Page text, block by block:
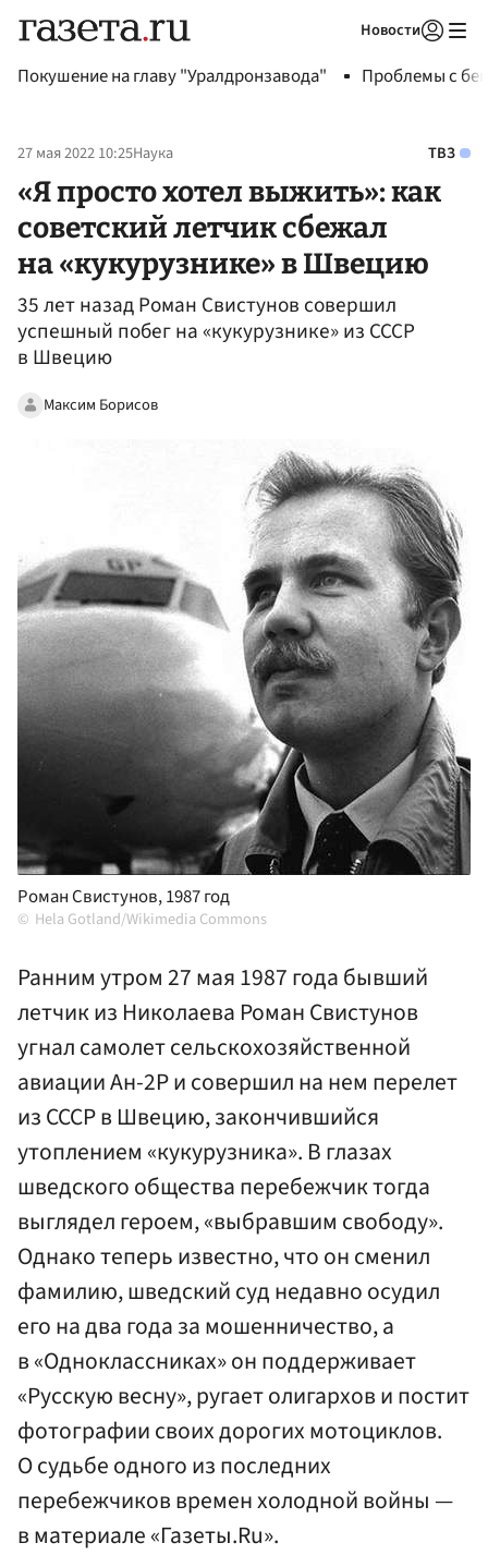
Новости
Покушение на главу "Уралдронзавода" Проблемы с
27 мая 2022 10:25Наука ТВЗ
«Я просто хотел выжить»: как
советский летчик сбежал
на «кукурузнике» в Швецию
35 лет назад Роман Свистунов совершил
успешный побег на «кукурузнике» из СССР
в Швецию
Максим Борисов
Роман Свистунов, 1987 год
Hela Gotland/Wikimedia Commons
Ранним утром 27 мая 1987 года бывший
летчик из Николаева Роман Свистунов
угнал самолет сельскохозяйственной
авиации Ан-2Р и совершил на нем перелет
из СССР в Швецию, закончившийся
утоплением «кукурузника». В глазах
шведского общества перебежчик тогда
выглядел героем, «выбравшим свободу».
Однако теперь известно, что он сменил
фамилию, шведский суд недавно осудил
его на два года за мошенничество, а
в «Одноклассниках» он поддерживает
«Русскую весну», ругает олигархов и постит
фотографии своих дорогих мотоциклов.
О судьбе одного из последних
перебежчиков времен холодной войны —
в материале «Газеты.Ru».